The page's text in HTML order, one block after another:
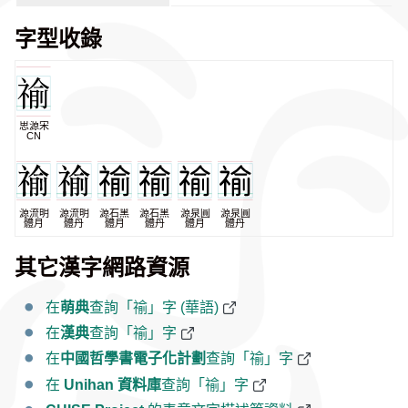
字型收錄
思源宋
CN
源流明
體月
源流明
體丹
源石黑
體月
源石黑
體丹
源泉圓
體月
源泉圓
體丹
其它漢字網路資源
在萌典查詢「䄖」字 (華語)
在漢典查詢「䄖」字
在中國哲學書電子化計劃查詢「䄖」字
在 Unihan 資料庫查詢「䄖」字